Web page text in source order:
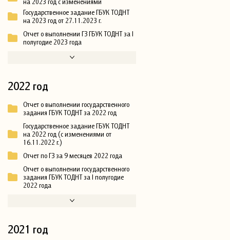
Государственное задание ГБУК ТОДНТ
на 2023 год от 27.11.2023 г.
Отчет о выполнении ГЗ ГБУК ТОДНТ за I
полугодие 2023 года
2022 год
Отчет о выполнении государственного
задания ГБУК ТОДНТ за 2022 год
Государственное задание ГБУК ТОДНТ
на 2022 год (с изменениями от
16.11.2022 г.)
Отчет по ГЗ за 9 месяцев 2022 года
Отчет о выполнении государственного
задания ГБУК ТОДНТ за I полугодие
2022 года
2021 год